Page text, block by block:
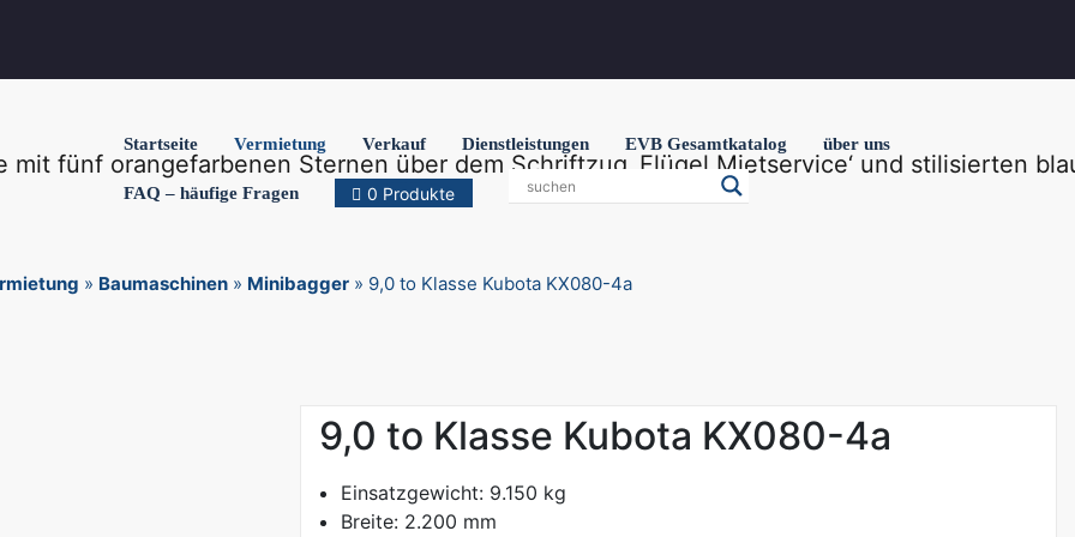
Startseite Vermietung Verkauf Dienstleistungen EVB Gesamtkatalog über uns
FAQ – häufige Fragen 0 Produkte
» Baumaschinen » Minibagger » 9,0 to Klasse Kubota KX080-4a
9,0 to Klasse Kubota KX080-4a
Einsatzgewicht: 9.150 kg
Breite: 2.200 mm